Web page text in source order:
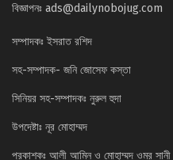
বিজ্ঞাপনঃ ads@dailynobojug.com
সম্পাদকঃ ইসরাত রশিদ
সহ-সম্পাদক- জনি জোসেফ কস্তা
সিনিয়র সহ-সম্পাদকঃ নুরুল হুদা
উপদেষ্টাঃ নূর মোহাম্মদ
প্রকাশকঃ আলী আমিন ও মোহাম্মদ ওমর সানী